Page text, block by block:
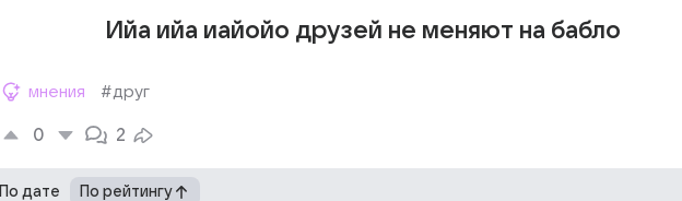
Ийа ийа иайойо друзей не меняют на бабло
мнения #друг
0 2
По дате По рейтингу